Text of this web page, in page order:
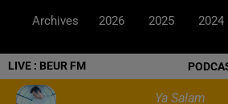
LIVE : BEUR FM
Ya Salam
Archives 2026 2025 2024